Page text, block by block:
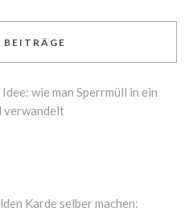
BEITRÄGE
wie man Sperrmüll in ein
verwandelt
Karde selber machen: